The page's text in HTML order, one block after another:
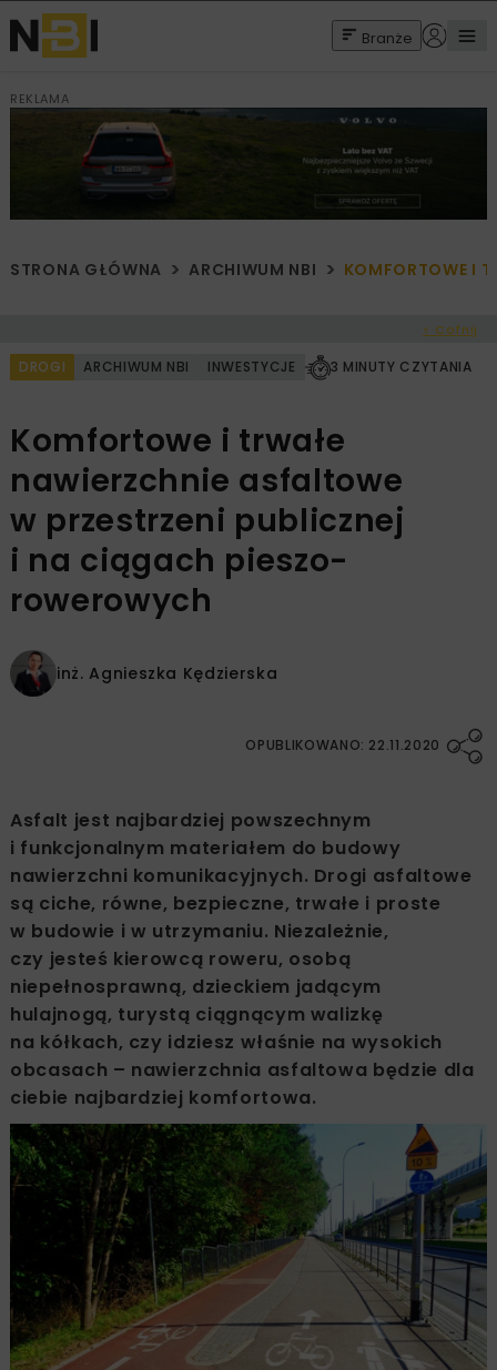
Branże
REKLAMA
STRONA GŁÓWNA ARCHIWUM NBI KOMFORTOWE I
< Cofnij
DROGI ARCHIWUM NBI INWESTYCJE 3 MINUTY CZYTANIA
Komfortowe i trwałe
nawierzchnie asfaltowe
w przestrzeni publicznej
i na ciągach pieszo-
rowerowych
inż. Agnieszka Kędzierska
OPUBLIKOWANO: 22.11.2020
Asfalt jest najbardziej powszechnym
i funkcjonalnym materiałem do budowy
nawierzchni komunikacyjnych. Drogi asfaltowe
są ciche, równe, bezpieczne, trwałe i proste
w budowie i w utrzymaniu. Niezależnie,
czy jesteś kierowcą roweru, osobą
niepełnosprawną, dzieckiem jadącym
hulajnogą, turystą ciągnącym walizkę
na kółkach, czy idziesz właśnie na wysokich
obcasach – nawierzchnia asfaltowa będzie dla
ciebie najbardziej komfortowa.